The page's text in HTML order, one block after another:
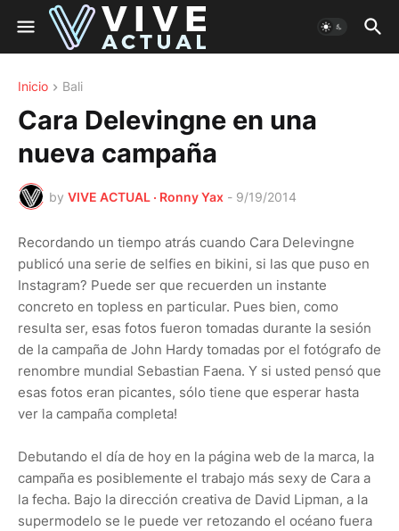
Inicio Bali
Cara Delevingne en una
nueva campaña
by VIVE ACTUAL · Ronny Yax - 9/19/2014
Recordando un tiempo atrás cuando Cara Delevingne
publicó una serie de selfies en bikini, si las que puso en
Instagram? Puede ser que recuerden un instante
concreto en topless en particular. Pues bien, como
resulta ser, esas fotos fueron tomadas durante la sesión
de la campaña de John Hardy tomadas por el fotógrafo de
renombre mundial Sebastian Faena. Y si usted pensó que
esas fotos eran picantes, sólo tiene que esperar hasta
ver la campaña completa!
Debutando el día de hoy en la página web de la marca, la
campaña es posiblemente el trabajo más sexy de Cara a
la fecha. Bajo la dirección creativa de David Lipman, a la
supermodelo se le puede ver retozando el océano fuera